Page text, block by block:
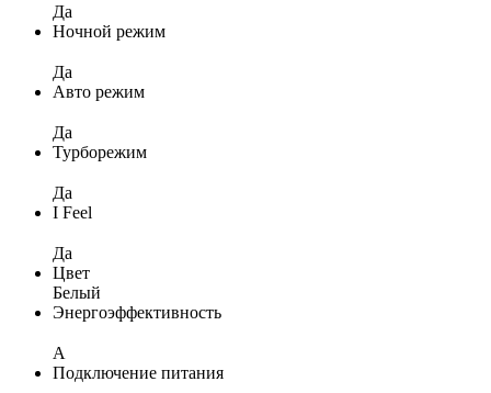
Да
Ночной режим
Да
Авто режим
Да
Турборежим
Да
I Feel
Да
Цвет
Белый
Энергоэффективность
A
Подключение питания